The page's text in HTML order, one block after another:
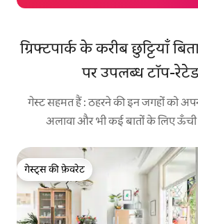
ग्रिफ्टपार्क के करीब छुट्टियाँ
पर उपलब्ध टॉप-
गेस्ट सहमत हैं : ठहरने की इन जगहों को
अलावा और भी कई बातों के लिए ऊँची
गेस्ट्स की फ़ेवरेट
गेस्ट्स की फ़ेवरेट